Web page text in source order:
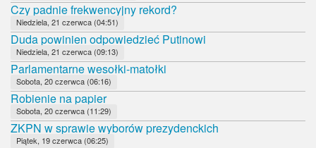
Czy padnie frekwencyjny rekord?
Niedziela, 21 czerwca (04:51)
Duda powinien odpowiedzieć Putinowi
Niedziela, 21 czerwca (09:13)
Parlamentarne wesołki-matołki
Sobota, 20 czerwca (06:16)
Robienie na papier
Sobota, 20 czerwca (11:29)
ZKPN w sprawie wyborów prezydenckich
Piątek, 19 czerwca (06:25)